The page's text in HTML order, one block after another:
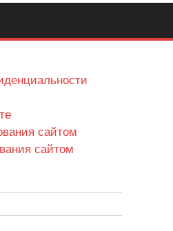
сайтом
сайтом